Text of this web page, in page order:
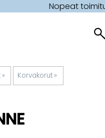
Nopeat
‪» Korvakorut ‪»